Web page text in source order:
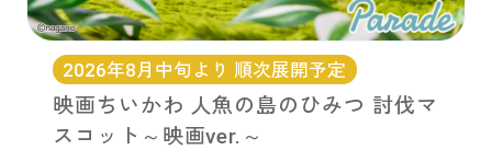
2026年8月中旬より 順次展開予定
映画ちいかわ 人魚の島のひみつ 討伐マ
スコット～映画ver.～